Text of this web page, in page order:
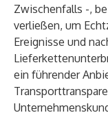
Zwischenfalls -,
verließen, um
Ereignisse und
ein führender